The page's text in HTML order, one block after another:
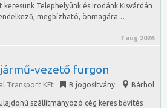
Telephelyünk és irodánk Kisvárdán
megbízható, önmagára…
7 aug 2026
vezető furgon
Transport KFt B jogosítvány Bárhol
szállítmányozó cég keres bővítés